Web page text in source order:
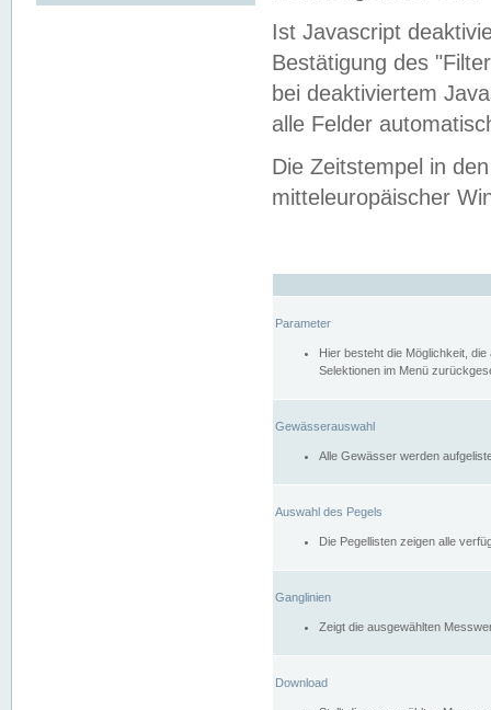
Ist Javascript
Bestätigung des
bei deaktiviertem
alle Felder
Die Zeitstempel in
mitteleuropäischer
Parameter
Hier besteht die Möglichkeit,
Selektionen im Menü
Gewässerauswahl
Alle Gewässer werden
Auswahl des Pegels
Die Pegellisten zeigen alle
Ganglinien
Zeigt die ausgewählten
Download